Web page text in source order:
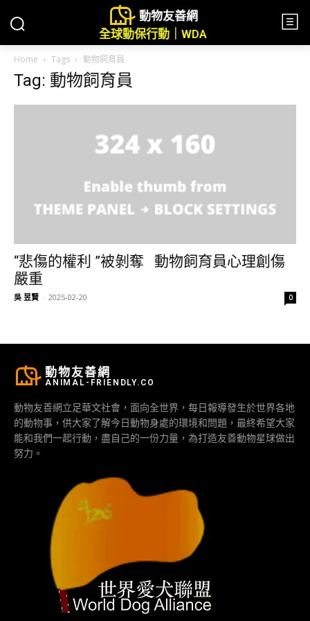
動物友善網
全球動保行動｜WDA
Home Tags 動物飼育員
Tag: 動物飼育員
“悲傷的權利 ”被剝奪 動物飼育員心理創傷
嚴重
吳 昱賢 - 2025-02-20 0
動物友善網
ANIMAL-FRIENDLY.CO
動物友善網立足華文社會，面向全世界，每日報導發生於世界各地
的動物事，供大家了解今日動物身處的環境和問題，最終希望大家
能和我們一起行動，盡自己的一份力量，為打造友善動物星球做出
努力。